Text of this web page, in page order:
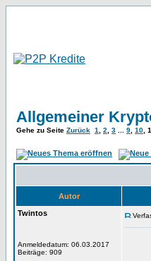
Allgemeiner
Gehe zu Seite Zurück 1 2 3 9 10
Autor
Twintos
Anmeldedatum: 06.03.2017
Beiträge: 909